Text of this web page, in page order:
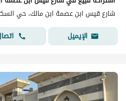
شارع قيس ابن عصمة ابن مالك، حي
الإيميل